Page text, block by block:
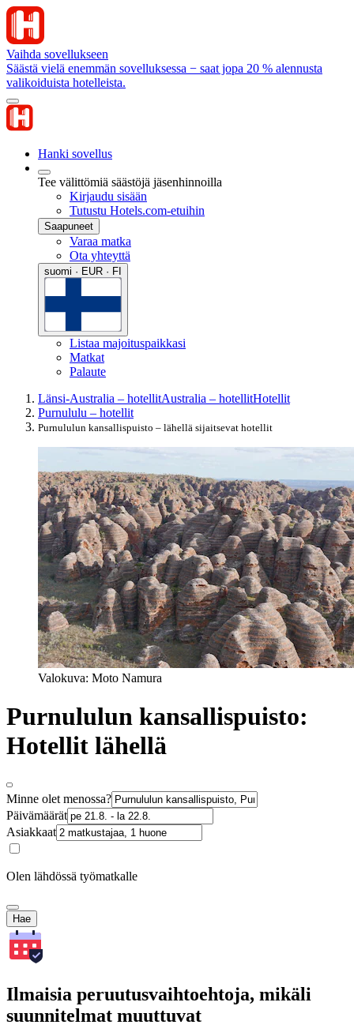
Vaihda sovellukseen
Säästä vielä enemmän sovelluksessa − saat jopa 20 % alennusta
valikoiduista hotelleista.
Hanki sovellus
Tee välittömiä säästöjä jäsenhinnoilla
Kirjaudu sisään
Tutustu Hotels.com-etuihin
Saapuneet
Varaa matka
Ota yhteyttä
suomi · EUR · FI
Listaa majoituspaikkasi
Matkat
Palaute
Länsi-Australia – hotellitAustralia – hotellitHotellit
Purnululu – hotellit
Purnululun kansallispuisto – lähellä sijaitsevat hotellit
Valokuva: Moto Namura
Purnululun kansallispuisto:
Hotellit lähellä
Minne olet menossa?
Päivämäärät
Asiakkaat
Olen lähdössä työmatkalle
Hae
Ilmaisia peruutusvaihtoehtoja, mikäli
suunnitelmat muuttuvat